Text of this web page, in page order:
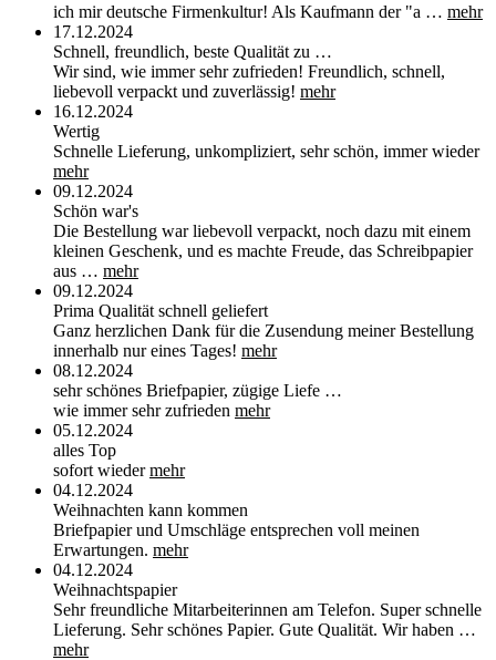
ich mir deutsche Firmenkultur! Als Kaufmann der "a … mehr
17.12.2024
Schnell, freundlich, beste Qualität zu …
Wir sind, wie immer sehr zufrieden! Freundlich, schnell,
liebevoll verpackt und zuverlässig! mehr
16.12.2024
Wertig
Schnelle Lieferung, unkompliziert, sehr schön, immer wieder
mehr
09.12.2024
Schön war's
Die Bestellung war liebevoll verpackt, noch dazu mit einem
kleinen Geschenk, und es machte Freude, das Schreibpapier
aus … mehr
09.12.2024
Prima Qualität schnell geliefert
Ganz herzlichen Dank für die Zusendung meiner Bestellung
innerhalb nur eines Tages! mehr
08.12.2024
sehr schönes Briefpapier, zügige Liefe …
wie immer sehr zufrieden mehr
05.12.2024
alles Top
sofort wiedermehr
04.12.2024
Weihnachten kann kommen
Briefpapier und Umschläge entsprechen voll meinen
Erwartungen. mehr
04.12.2024
Weihnachtspapier
Sehr freundliche Mitarbeiterinnen am Telefon. Super schnelle
Lieferung. Sehr schönes Papier. Gute Qualität. Wir haben …
mehr